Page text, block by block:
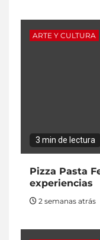
ARTE Y CULTURA
3 min de lectura
Pizza Pasta
experiencias
2 semanas atrás